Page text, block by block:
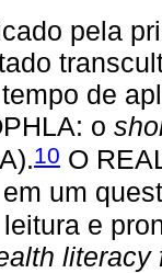
pela
de
o
10 O
um
e